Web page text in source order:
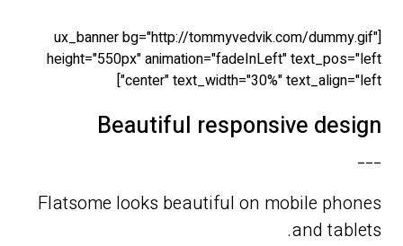
[ux_banner bg="http://tommyvedvik.com/dummy.gif"
height="550px" animation="fadeInLeft" text_pos="left
center" text_width="30%" text_align="left"]
Beautiful responsive design
___
Flatsome looks beautiful on mobile phones
and tablets.